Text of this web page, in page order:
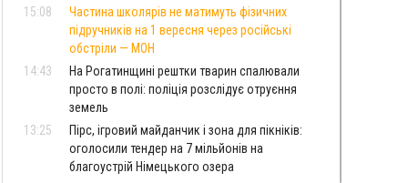
15:08
Частина школярів не матимуть фізичних
підручників на 1 вересня через російські
обстріли — МОН
14:43
На Рогатинщині рештки тварин спалювали
просто в полі: поліція розслідує отруєння
земель
13:25
Пірс, ігровий майданчик і зона для пікніків:
оголосили тендер на 7 мільйонів на
благоустрій Німецького озера